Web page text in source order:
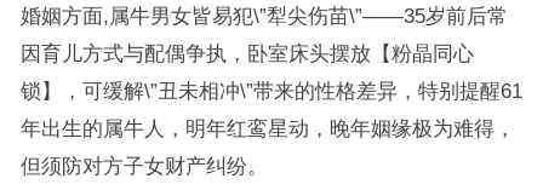
婚姻方面,属牛男女皆易犯\”犁尖伤苗\”——35岁前后常
因育儿方式与配偶争执，卧室床头摆放【粉晶同心
锁】，可缓解\”丑未相冲\”带来的性格差异，特别提醒61
年出生的属牛人，明年红鸾星动，晚年姻缘极为难得，
但须防对方子女财产纠纷。